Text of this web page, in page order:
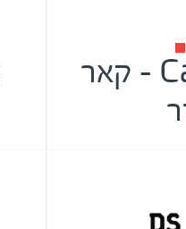
Care Laser - קאר